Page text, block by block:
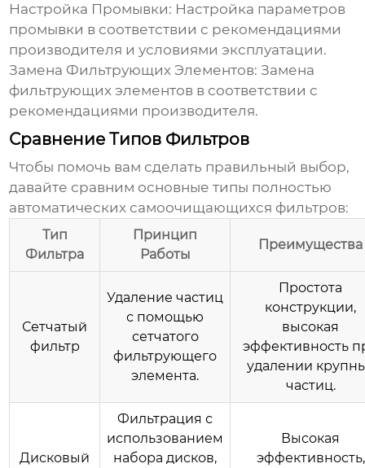
Настройка Промывки: Настройка параметров
промывки в соответствии с рекомендациями
производителя и условиями эксплуатации.
Замена Фильтрующих Элементов: Замена
фильтрующих элементов в соответствии с
рекомендациями производителя.
Сравнение Типов Фильтров
Чтобы помочь вам сделать правильный выбор,
давайте сравним основные типы полностью
автоматических самоочищающихся фильтров:
Тип
Фильтра
Принцип
Работы
Преимущества
Сетчатый
фильтр
Удаление частиц
с помощью
сетчатого
фильтрующего
элемента.
Простота
конструкции,
высокая
эффективность
удалении
частиц.
Дисковый
Фильтрация с
использованием
набора дисков,
Высокая
эффективность,